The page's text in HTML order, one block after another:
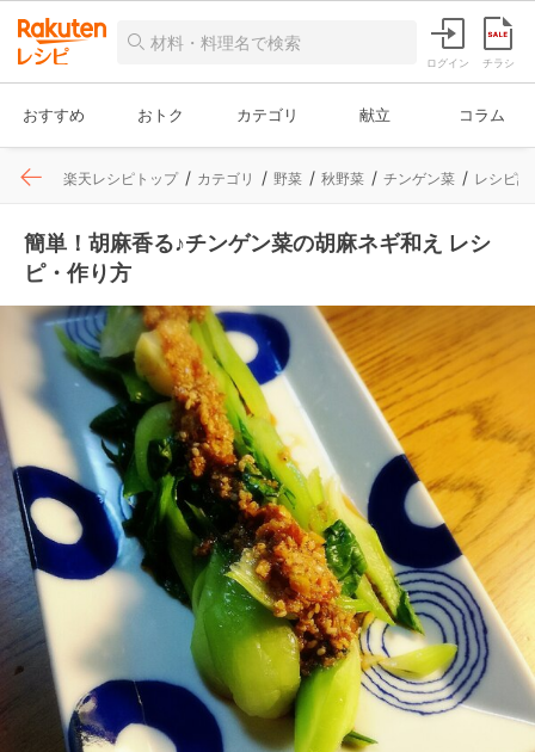
ログイン チラシ
おすすめ おトク カテゴリ 献立 コラム
楽天レシピトップ カテゴリ 野菜 秋野菜 チンゲン菜 レシピ詳
簡単！胡麻香る♪チンゲン菜の胡麻ネギ和え レシ
ピ・作り方